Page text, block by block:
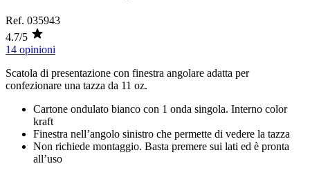
Ref. 035943
4.7/5
14 opinioni
Scatola di presentazione con finestra angolare adatta per
confezionare una tazza da 11 oz.
Cartone ondulato bianco con 1 onda singola. Interno color
kraft
Finestra nell’angolo sinistro che permette di vedere la tazza
Non richiede montaggio. Basta premere sui lati ed è pronta
all’uso